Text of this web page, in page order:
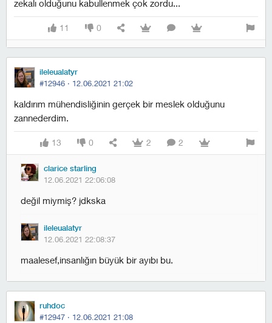
zekalı olduğunu kabullenmek çok zordu...
11 0
ileleualatyr
#12946 · 12.06.2021 21:02
kaldırım mühendisliğinin gerçek bir meslek olduğunu
zannederdim.
13 0 2 2
clarice starling
12.06.2021 22:06:08
değil miymiş? jdkska
ileleualatyr
12.06.2021 22:08:37
maalesef,insanlığın büyük bir ayıbı bu.
ruhdoc
#12947 · 12.06.2021 21:08